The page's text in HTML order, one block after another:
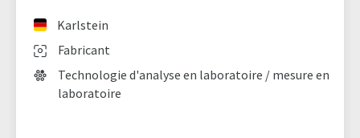
Fabricant
Karlstein
Technologie d'analyse en laboratoire / mesure en
laboratoire